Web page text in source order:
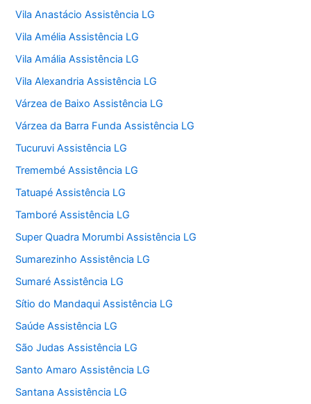
Vila Anastácio Assistência LG
Vila Amélia Assistência LG
Vila Amália Assistência LG
Vila Alexandria Assistência LG
Várzea de Baixo Assistência LG
Várzea da Barra Funda Assistência LG
Tucuruvi Assistência LG
Tremembé Assistência LG
Tatuapé Assistência LG
Tamboré Assistência LG
Super Quadra Morumbi Assistência LG
Sumarezinho Assistência LG
Sumaré Assistência LG
Sítio do Mandaqui Assistência LG
Saúde Assistência LG
São Judas Assistência LG
Santo Amaro Assistência LG
Santana Assistência LG